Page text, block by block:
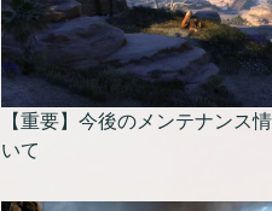
【重要】今後のメンテナンス
いて